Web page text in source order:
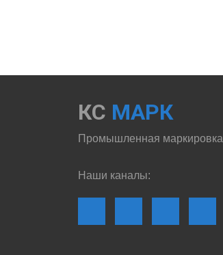
КС МАРК
Промышленная маркировка
Наши каналы: